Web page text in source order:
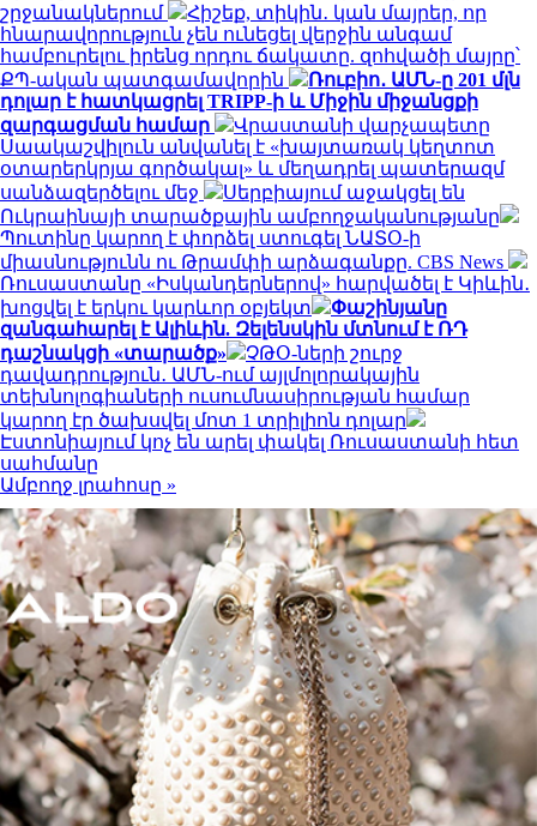
շրջանակներում
Հիշեք, տիկին․ կան մայրեր, որ
հնարավորություն չեն ունեցել վերջին անգամ
համբուրելու իրենց որդու ճակատը. զոհվածի մայրը՝
ՔՊ-ական պատգամավորին
Ռուբիո․ ԱՄՆ-ը 201 մլն
դոլար է հատկացրել TRIPP-ի և Միջին միջանցքի
զարգացման համար
Վրաստանի վարչապետը
Սաակաշվիլուն անվանել է «խայտառակ կեղտոտ
օտարերկրյա գործակալ» և մեղադրել պատերազմ
սանձազերծելու մեջ
Սերբիայում աջակցել են
Ուկրաինայի տարածքային ամբողջականությանը
Պուտինը կարող է փորձել ստուգել ՆԱՏՕ-ի
միասնությունն ու Թրամփի արձագանքը. CBS News
Ռուսաստանը «Իսկանդերներով» հարվածել է Կիևին․
խոցվել է երկու կարևոր օբյեկտ
Փաշինյանը
զանգահարել է Ալիևին. Զելենսկին մտնում է ՌԴ
դաշնակցի «տարածք»
ՉԹՕ-ների շուրջ
դավադրություն․ ԱՄՆ-ում այլմոլորակային
տեխնոլոգիաների ուսումնասիրության համար
կարող էր ծախսվել մոտ 1 տրիլիոն դոլար
Էստոնիայում կոչ են արել փակել Ռուսաստանի հետ
սահմանը
Ամբողջ լրահոսը »